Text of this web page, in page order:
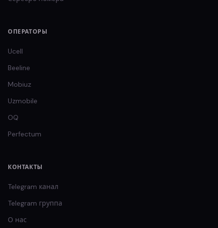
ОПЕРАТОРЫ
Ucell
Beeline
Mobiuz
Uzmobile
OQ
Perfectum
КОНТАКТЫ
Telegram канал
Telegram группа
О нас